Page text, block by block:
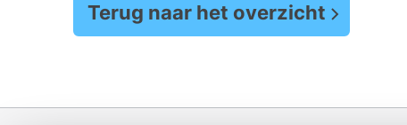
Terug naar het overzicht